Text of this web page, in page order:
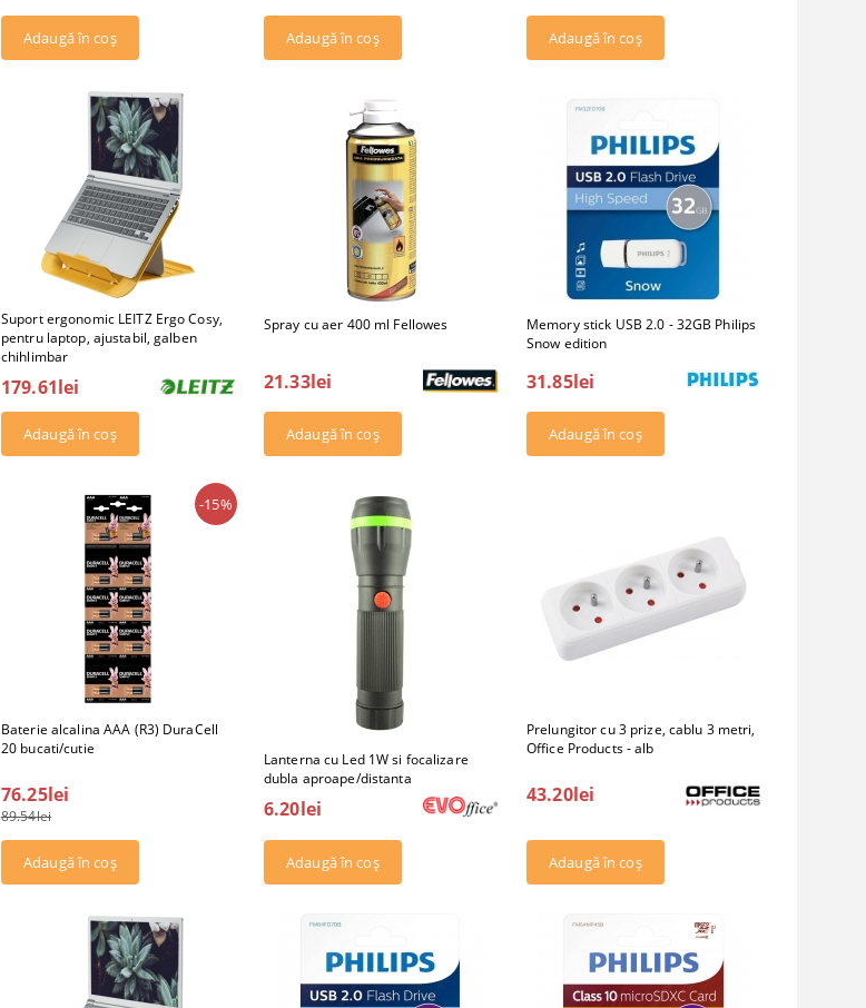
Suport ergonomic LEITZ Ergo Cosy,
pentru laptop, ajustabil, galben
chihlimbar
179.61lei
Spray cu aer 400 ml Fellowes
21.33lei
Memory stick USB 2.0 - 32GB Philips
Snow edition
31.85lei
Baterie alcalina AAA (R3) DuraCell
20 bucati/cutie
-15%
76.25lei
89.54lei
Lanterna cu Led 1W si focalizare
dubla aproape/distanta
6.20lei
Prelungitor cu 3 prize, cablu 3 metri,
Office Products - alb
43.20lei